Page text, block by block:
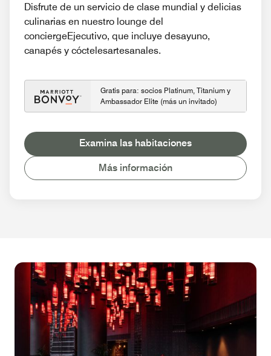
Disfrute de un servicio de clase mundial y delicias
culinarias en nuestro lounge del
conciergeEjecutivo, que incluye desayuno,
canapés y cóctelesartesanales.
Gratis para: socios Platinum, Titanium y
Ambassador Elite (más un invitado)
Examina las habitaciones
Más información